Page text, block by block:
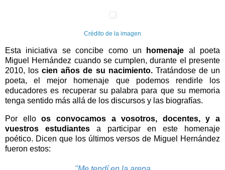
Crédito de la imagen
Esta iniciativa se concibe como un homenaje al poeta
Miguel Hernández cuando se cumplen, durante el presente
2010, loscien años de su nacimiento.Tratándose de un
poeta, el mejor homenaje que podemos rendirle los
educadores es recuperar su palabra para que su memoria
tenga sentido más allá de los discursos y las biografías.
Por elloos convocamos a vosotros, docentes, y a
vuestros estudiantes a participar en este homenaje
poético. Dicen que los últimos versos de Miguel Hernández
fueron estos: